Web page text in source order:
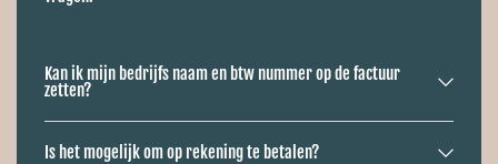
Kan ik mijn bedrijfs naam en btw nummer op de factuur
zetten?
Is het mogelijk om op rekening te betalen?